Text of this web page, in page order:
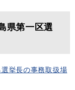
県第一区選
挙長の事務取扱場